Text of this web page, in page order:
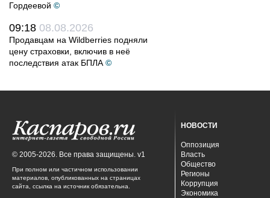
Гордеевой ©
09:18 08.08.2026
Продавцам на Wildberries подняли
цену страховки, включив в неё
последствия атак БПЛА ©
© 2005-2026. Все права защищены. v1
При полном или частичном использовании
материалов, опубликованных на страницах
сайта, ссылка на источник обязательна.
НОВОСТИ
Оппозиция
Власть
Общество
Регионы
Коррупция
Экономика